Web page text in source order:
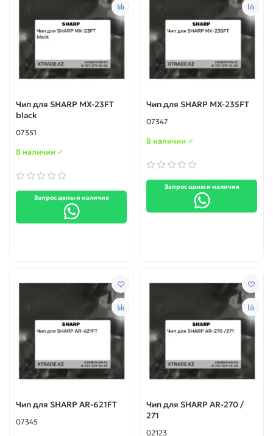
Чип для SHARP MX-23FT
black
07351
В наличии ✓
Запрос цены и наличия
Чип для SHARP MX-235FT
07347
В наличии ✓
Запрос цены и наличия
Чип для SHARP AR-621FT
07345
Чип для SHARP AR-270 /
271
02123